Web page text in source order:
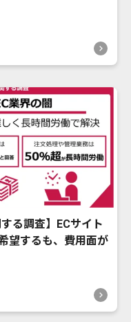
る調査】ECサイト
望するも、費用面が